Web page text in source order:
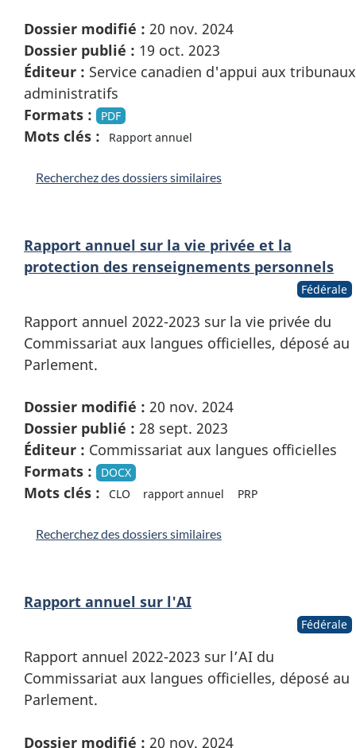
Dossier modifié : 20 nov. 2024
Dossier publié : 19 oct. 2023
Éditeur : Service canadien d'appui aux tribunaux
administratifs
Formats :
PDF
Mots clés : Rapport annuel
Recherchez des dossiers similaires
Rapport annuel sur la vie privée et la
protection des renseignements personnels
Fédérale
Rapport annuel 2022-2023 sur la vie privée du
Commissariat aux langues officielles, déposé au
Parlement.
Dossier modifié : 20 nov. 2024
Dossier publié : 28 sept. 2023
Éditeur : Commissariat aux langues officielles
Formats :
DOCX
Mots clés : CLO rapport annuel PRP
Recherchez des dossiers similaires
Rapport annuel sur l'AI
Fédérale
Rapport annuel 2022-2023 sur l’AI du
Commissariat aux langues officielles, déposé au
Parlement.
Dossier modifié : 20 nov. 2024